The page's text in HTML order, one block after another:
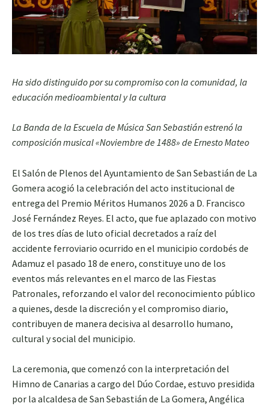
Ha sido distinguido por su compromiso con la comunidad, la
educación medioambiental y la cultura
La Banda de la Escuela de Música San Sebastián estrenó la
composición musical «Noviembre de 1488» de Ernesto Mateo
El Salón de Plenos del Ayuntamiento de San Sebastián de La
Gomera acogió la celebración del acto institucional de
entrega del Premio Méritos Humanos 2026 a D. Francisco
José Fernández Reyes. El acto, que fue aplazado con motivo
de los tres días de luto oficial decretados a raíz del
accidente ferroviario ocurrido en el municipio cordobés de
Adamuz el pasado 18 de enero, constituye uno de los
eventos más relevantes en el marco de las Fiestas
Patronales, reforzando el valor del reconocimiento público
a quienes, desde la discreción y el compromiso diario,
contribuyen de manera decisiva al desarrollo humano,
cultural y social del municipio.
La ceremonia, que comenzó con la interpretación del
Himno de Canarias a cargo del Dúo Cordae, estuvo presidida
por la alcaldesa de San Sebastián de La Gomera, Angélica